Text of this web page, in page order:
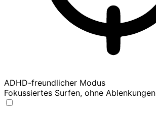
ADHD-freundlicher Modus
Fokussiertes Surfen, ohne Ablenkungen